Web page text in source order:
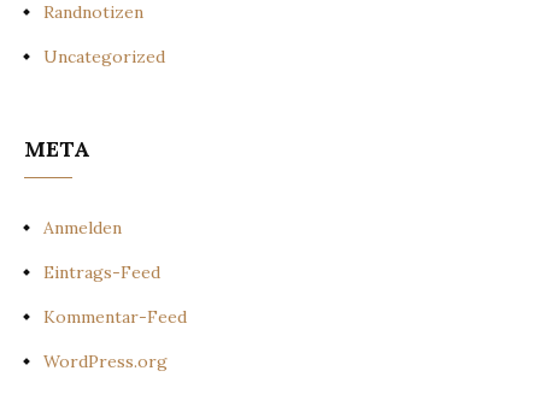
Randnotizen
Uncategorized
META
Anmelden
Eintrags-Feed
Kommentar-Feed
WordPress.org